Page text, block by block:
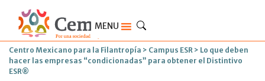
MENU
Centro Mexicano para la Filantropía > Campus ESR > Lo que deben
hacer las empresas “condicionadas” para obtener el Distintivo
ESR®